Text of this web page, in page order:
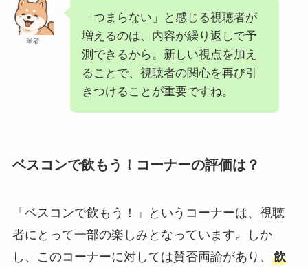
筆者
「つまらない」と感じる視聴者が
増えるのは、内容が繰り返しで予
測できるから。新しい視点を加え
ることで、視聴者の関心を再び引
きつけることが重要ですね。
ベスコンで飲もう！コーナーの評価は？
「ベスコンで飲もう！」というコーナーは、視聴
者にとって一部の楽しみとなっています。しか
し、このコーナーに対しては賛否両論があり、 飲